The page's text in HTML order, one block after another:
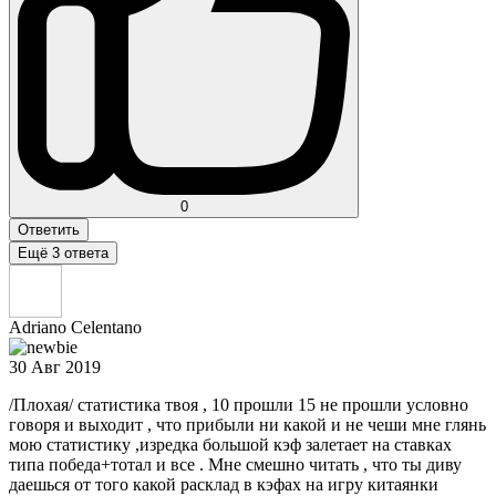
0
Ответить
Ещё 3 ответа
Adriano Celentano
30 Авг 2019
/Плохая/ статистика твоя , 10 прошли 15 не прошли условно
говоря и выходит , что прибыли ни какой и не чеши мне глянь
мою статистику ,изредка большой кэф залетает на ставках
типа победа+тотал и все . Мне смешно читать , что ты диву
даешься от того какой расклад в кэфах на игру китаянки